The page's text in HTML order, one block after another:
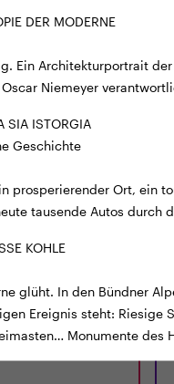
18:00
HAWK
Min. · E/df · 12 J.
Lowthorpe
DER MODERNE
Ein Architekturportrait
Niemeyer
SIA ISTORGIA
Geschichte
prosperierender Ort, ein
tausende Autos durch
KOHLE
glüht. In den Bündner
Ereignis steht: Riesige
Monumente des